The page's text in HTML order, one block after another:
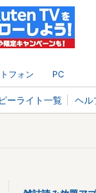
フォン PC
ーライト一覧 ヘル